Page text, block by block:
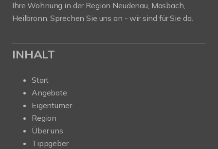
Ihre Wohnung in der Region Neudenau, Mosbach,
Heilbronn. Sprechen Sie uns an - wir sind für Sie da.
INHALT
Start
Angebote
Eigentümer
Region
Über uns
Tippgeber